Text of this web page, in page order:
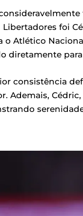
foi
o Atlético
diretamente
consistência
Ademais,